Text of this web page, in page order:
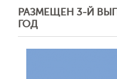
РАЗМЕЩЕН 3-Й
ГОД